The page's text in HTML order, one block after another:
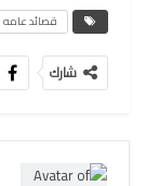
قصائد عامه
شارك